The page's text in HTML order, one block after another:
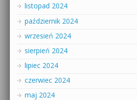
listopad 2024
październik 2024
wrzesień 2024
sierpień 2024
lipiec 2024
czerwiec 2024
maj 2024